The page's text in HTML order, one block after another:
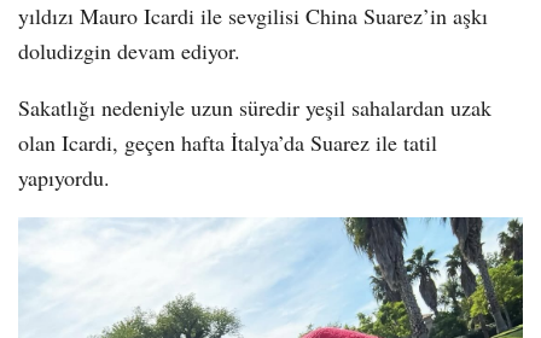
yıldızı Mauro Icardi ile sevgilisi China Suarez’in aşkı
doludizgin devam ediyor.
Sakatlığı nedeniyle uzun süredir yeşil sahalardan uzak
olan Icardi, geçen hafta İtalya’da Suarez ile tatil
yapıyordu.